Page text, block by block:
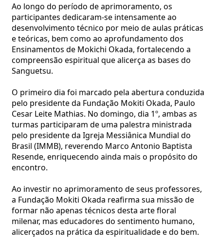
Ao longo do período de aprimoramento, os
participantes dedicaram-se intensamente ao
desenvolvimento técnico por meio de aulas práticas
e teóricas, bem como ao aprofundamento dos
Ensinamentos de Mokichi Okada, fortalecendo a
compreensão espiritual que alicerça as bases do
Sanguetsu.
O primeiro dia foi marcado pela abertura conduzida
pelo presidente da Fundação Mokiti Okada, Paulo
Cesar Leite Mathias. No domingo, dia 1º, ambas as
turmas participaram de uma palestra ministrada
pelo presidente da Igreja Messiânica Mundial do
Brasil (IMMB), reverendo Marco Antonio Baptista
Resende, enriquecendo ainda mais o propósito do
encontro.
Ao investir no aprimoramento de seus professores,
a Fundação Mokiti Okada reafirma sua missão de
formar não apenas técnicos desta arte floral
milenar, mas educadores do sentimento humano,
alicerçados na prática da espiritualidade e do bem.